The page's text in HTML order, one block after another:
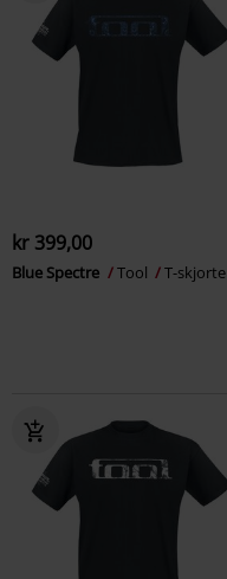
kr 399,00
Blue Spectre Tool T-skjorte